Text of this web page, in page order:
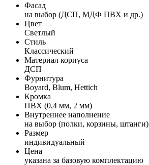
Фасад
на выбор (ДСП, МДФ ПВХ и др.)
Цвет
Светлый
Стиль
Классический
Материал корпуса
ДСП
Фурнитура
Boyard, Blum, Hettich
Кромка
ПВХ (0,4 мм, 2 мм)
Внутреннее наполнение
на выбор (полки, корзины, штанги)
Размер
индивидуальный
Цена
указана за базовую комплектацию